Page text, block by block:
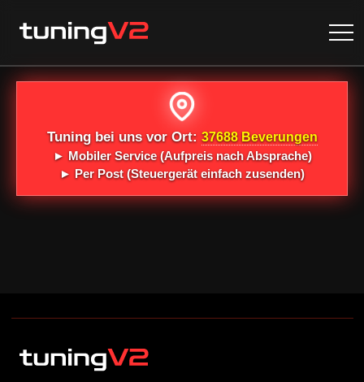
Tuning bei uns vor Ort: 37688 Beverungen
► Mobiler Service(Aufpreis nach Absprache)
►Per Post(Steuergerät einfach zusenden)